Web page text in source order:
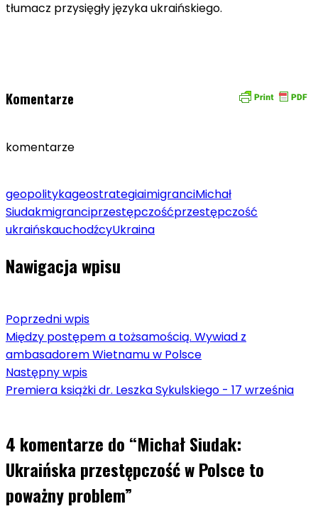
tłumacz przysięgły języka ukraińskiego.
Komentarze
komentarze
geopolitykageostrategiaimigranciMichał
Siudakmigranciprzestępczośćprzestępczość
ukraińskauchodźcyUkraina
Nawigacja wpisu
Poprzedni wpis
Między postępem a tożsamością. Wywiad z
ambasadorem Wietnamu w Polsce
Następny wpis
Premiera książki dr. Leszka Sykulskiego - 17 września
4 komentarze do “Michał Siudak:
Ukraińska przestępczość w Polsce to
poważny problem”